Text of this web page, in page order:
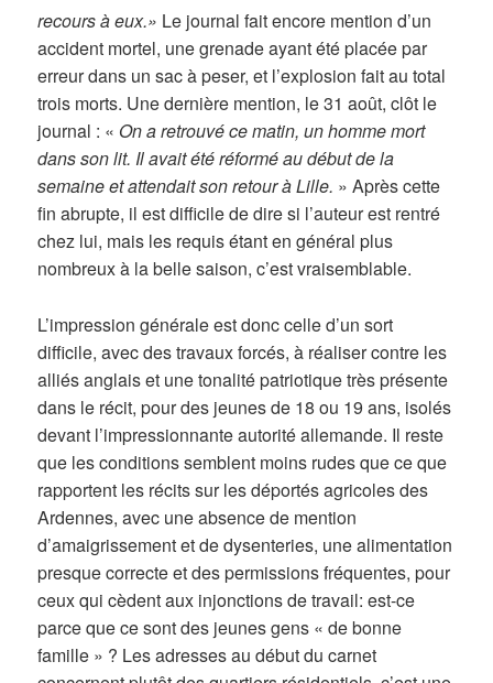
recours à eux.» Le journal fait encore mention d’un
accident mortel, une grenade ayant été placée par
erreur dans un sac à peser, et l’explosion fait au total
trois morts. Une dernière mention, le 31 août, clôt le
journal : « On a retrouvé ce matin, un homme mort
dans son lit. Il avait été réformé au début de la
semaine et attendait son retour à Lille. » Après cette
fin abrupte, il est difficile de dire si l’auteur est rentré
chez lui, mais les requis étant en général plus
nombreux à la belle saison, c’est vraisemblable.
L’impression générale est donc celle d’un sort
difficile, avec des travaux forcés, à réaliser contre les
alliés anglais et une tonalité patriotique très présente
dans le récit, pour des jeunes de 18 ou 19 ans, isolés
devant l’impressionnante autorité allemande. Il reste
que les conditions semblent moins rudes que ce que
rapportent les récits sur les déportés agricoles des
Ardennes, avec une absence de mention
d’amaigrissement et de dysenteries, une alimentation
presque correcte et des permissions fréquentes, pour
ceux qui cèdent aux injonctions de travail: est-ce
parce que ce sont des jeunes gens « de bonne
famille » ? Les adresses au début du carnet